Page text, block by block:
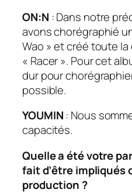
ON:N : Dans notre
avons chorégraphié
Wao » et créé toute
« Racer ». Pour cet
dur pour
possible.
YOUMIN : Nous
capacités.
Quelle a été votre
fait d’être impliqués
production ?